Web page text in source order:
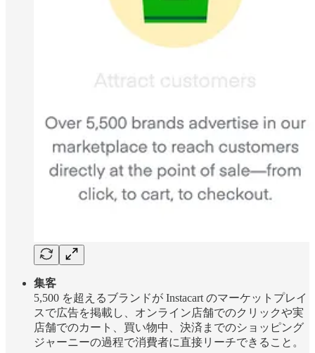
集客
5,500 を超えるブランドが Instacart のマーケットプレイ
スで広告を掲載し、オンライン店舗でのクリックや実
店舗でのカート、買い物中、決済までのショッピング
ジャーニーの過程で消費者に直接リーチできること。